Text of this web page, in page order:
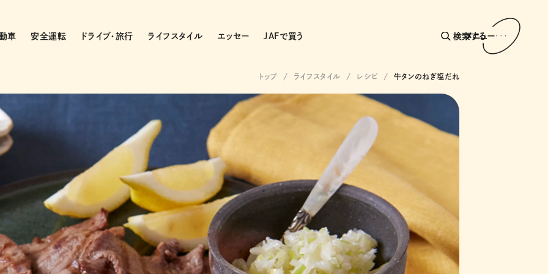
車 安全運転 ドライブ・旅行 ライフスタイル エッセー JAFで買う 検索する
メニュー
トップ ライフスタイル レシピ 牛タンのねぎ塩だれ